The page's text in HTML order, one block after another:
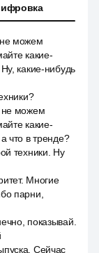
можем
какие-
какие-нибудь
не можем
какие-
что в тренде?
техники. Ну
Многие
парни,
показывай.
Сейчас